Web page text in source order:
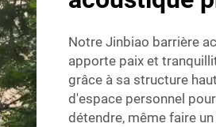
Notre Jinbiao barrière
apporte paix et
grâce à sa structure
d'espace personnel
détendre, même faire